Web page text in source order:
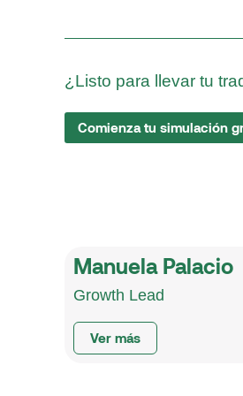
¿Listo para llevar tu
Comienza tu simulación
Manuela Palacio
Growth Lead
Ver más